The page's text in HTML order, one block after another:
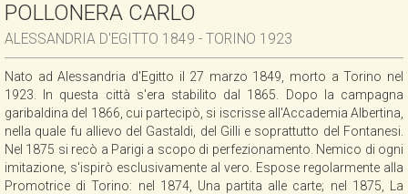
POLLONERA CARLO
ALESSANDRIA D'EGITTO 1849 - TORINO 1923
Nato ad Alessandria d'Egitto il 27 marzo 1849, morto a Torino nel
1923. In questa città s'era stabilito dal 1865. Dopo la campagna
garibaldina del 1866, cui partecipò, si iscrisse all'Accademia Albertina,
nella quale fu allievo del Gastaldi, del Gilli e soprattutto del Fontanesi.
Nel 1875 si recò a Parigi a scopo di perfezionamento. Nemico di ogni
imitazione, s'ispirò esclusivamente al vero. Espose regolarmente alla
Promotrice di Torino: nel 1874, Una partita alle carte; nel 1875, La
MOSTRE
NOVITA'
PUBBLICAZIONI